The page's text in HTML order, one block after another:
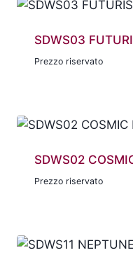
SDWS03
Prezzo riservato
SDWS02
Prezzo riservato